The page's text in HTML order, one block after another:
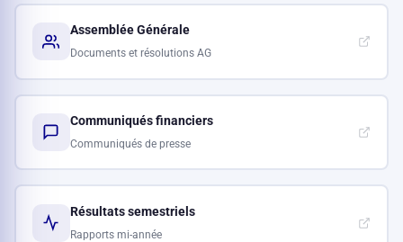
Assemblée Générale
Documents et résolutions AG
Communiqués financiers
Communiqués de presse
Résultats semestriels
Rapports mi-année